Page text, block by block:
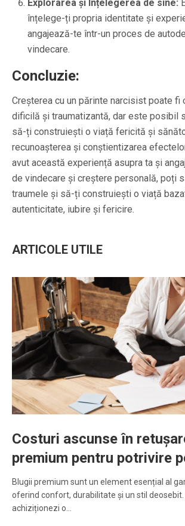
Explorarea și Înțelegerea de sine:
înțelege-ți propria identitate și
angajează-te într-un proces de
vindecare.
Concluzie:
Creșterea cu un părinte narcisist poate fi
dificilă și traumatizantă, dar este posibil
să-ți construiești o viață fericită și
recunoașterea și conștientizarea
avut această experiență asupra ta și
de vindecare și creștere personală, poți
traumele și să-ți construiești o viață
autenticitate, iubire și fericire.
ARTICOLE UTILE
Costuri ascunse în
premium pentru potrivire
Blugii premium sunt un element esențial al
oferind confort, durabilitate și un stil deosebit.
achiziționezi o…